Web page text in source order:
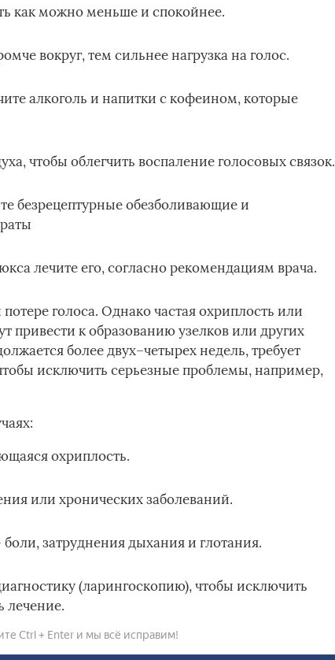
как можно меньше и спокойнее.
вокруг, тем сильнее нагрузка на голос.
алкоголь и напитки с кофеином, которые
чтобы облегчить воспаление голосовых связок.
безрецептурные обезболивающие и
лечите его, согласно рекомендациям врача.
голоса. Однако частая охриплость или
привести к образованию узелков или других
более двух–четырех недель, требует
исключить серьезные проблемы, например,
охриплость.
или хронических заболеваний.
затруднения дыхания и глотания.
(ларингоскопию), чтобы исключить
лечение.
Ctrl + Enter и мы всё исправим!